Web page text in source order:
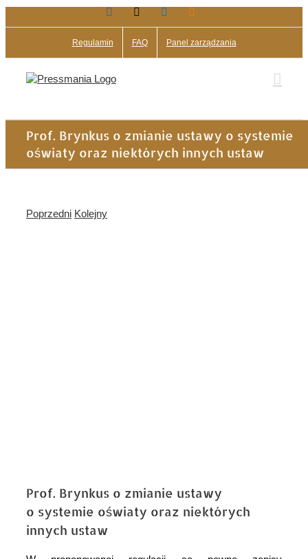
do
Facebook LinkedIn
Regulamin FAQ Panel zarządzania
Prof. Brynkus o zmianie ustawy o systemie
oświaty oraz niektórych innych ustaw
Poprzedni Kolejny
Prof. Brynkus o zmianie ustawy
o systemie oświaty oraz niektórych
innych ustaw